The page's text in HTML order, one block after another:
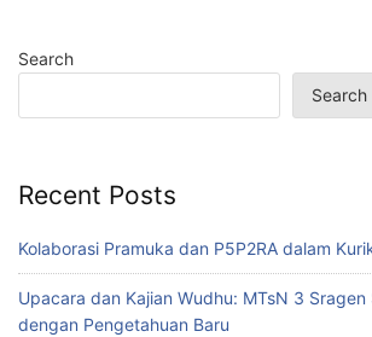
Search
Search
Recent Posts
Kolaborasi Pramuka dan P5P2RA dalam
Upacara dan Kajian Wudhu: MTsN 3
dengan Pengetahuan Baru